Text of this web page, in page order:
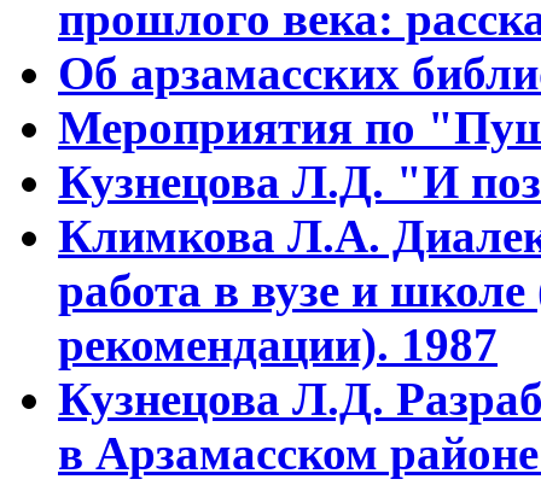
прошлого века:
Об арзамасских
Мероприятия по
Кузнецова Л.Д. "И
Климкова Л.А.
работа в вузе и
рекомендации). 1987
Кузнецова Л.Д.
в Арзамасском